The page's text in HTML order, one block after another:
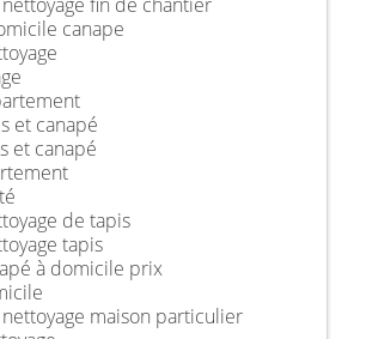
canape
et canapé
et canapé
de tapis
tapis
à domicile prix
maison particulier